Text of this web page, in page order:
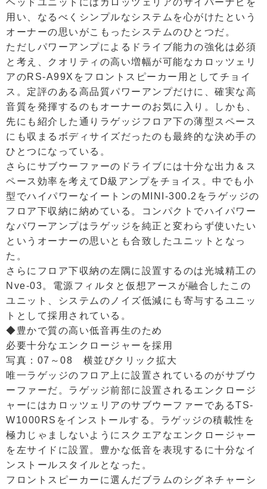
ヘッドユニットにはカロッツェリアのサイバーナビを
用い、なるべくシンプルなシステムを心がけたという
オーナーの思いがこもったシステムのひとつだ。
ただしパワーアンプによるドライブ能力の強化は必須
と考え、クオリティの高い増幅が可能なカロッツェリ
アのRS-A99Xをフロントスピーカー用としてチョイ
ス。定評のある高品質パワーアンプだけに、確実な高
音質を発揮するのもオーナーのお気に入り。しかも、
先にも紹介した通りラゲッジフロア下の薄型スペース
にも収まるボディサイズだったのも最終的な決め手の
ひとつになっている。
さらにサブウーファーのドライブには十分な出力＆ス
ペース効率を考えてD級アンプをチョイス。中でも小
型でハイパワーなイートンのMINI-300.2をラゲッジの
フロア下収納に納めている。コンパクトでハイパワー
なパワーアンプはラゲッジを純正と変わらず使いたい
というオーナーの思いとも合致したユニットとなっ
た。
さらにフロア下収納の左隅に設置するのは光城精工の
Nve-03。電源フィルタと仮想アースが融合したこの
ユニット、システムのノイズ低減にも寄与するユニッ
トとして採用されている。
◆豊かで質の高い低音再生のため
必要十分なエンクロージャーを採用
写真：07～08 横並びクリック拡大
唯一ラゲッジのフロア上に設置されているのがサブウ
ーファーだ。ラゲッジ前部に設置されるエンクロージ
ャーにはカロッツェリアのサブウーファーであるTS-
W1000RSをインストールする。ラゲッジの積載性を
極力じゃましないようにスクエアなエンクロージャー
を左サイドに設置。豊かな低音を表現するに十分なイ
ンストールスタイルとなった。
フロントスピーカーに選んだブラムのシグネチャーシ